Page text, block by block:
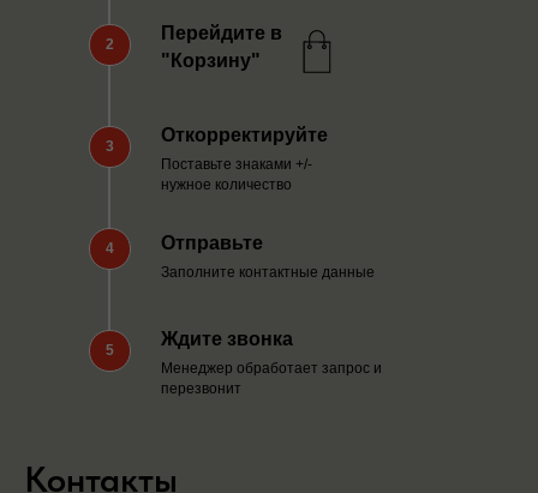
5
4
2
3
Перейдите в
"Корзину"
Откорректируйте
Поставьте знаками +/-
нужное количество
Отправьте
Заполните контактные данные
Менеджер обработает запрос и
перезвонит
Ждите звонка
Контакты